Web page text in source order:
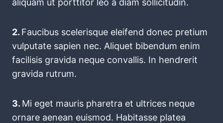
aliquam ut porttitor leo a diam sollicitudin.
2. Faucibus scelerisque eleifend donec pretium
vulputate sapien nec. Aliquet bibendum enim
facilisis gravida neque convallis. In hendrerit
gravida rutrum.
3. Mi eget mauris pharetra et ultrices neque
ornare aenean euismod. Habitasse platea